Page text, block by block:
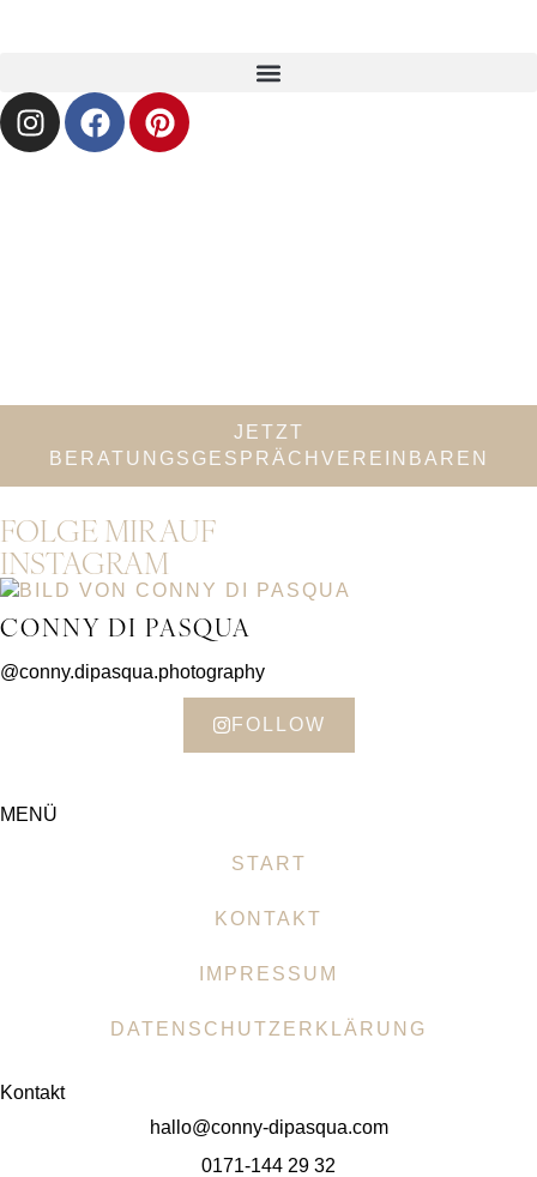
JETZT
BERATUNGSGESPRÄCHVEREINBAREN
FOLGE MIR AUF
INSTAGRAM
CONNY DI PASQUA
@conny.dipasqua.photography
FOLLOW
MENÜ
START
KONTAKT
IMPRESSUM
DATENSCHUTZERKLÄRUNG
Kontakt
hallo@conny-dipasqua.com
0171-144 29 32